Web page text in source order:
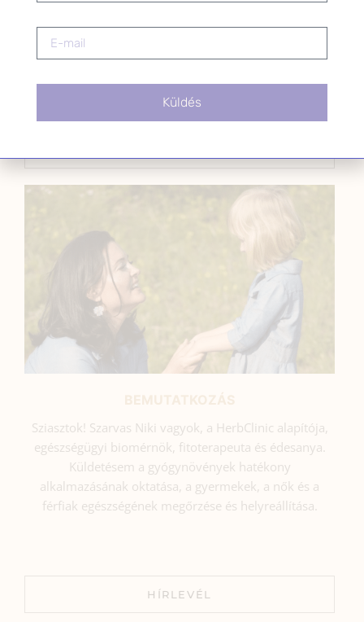
Sziasztok! Szarvas Niki vagyok, a HerbClinic alapítója,
egészségügyi biomérnök, fitoterapeuta és édesanya.
Küldetésem a gyógynövények hatékony
alkalmazásának oktatása, a gyermekek, a nők és a
férfiak egészségének megőrzése és helyreállítása.
HÍRLEVÉL
Küldés